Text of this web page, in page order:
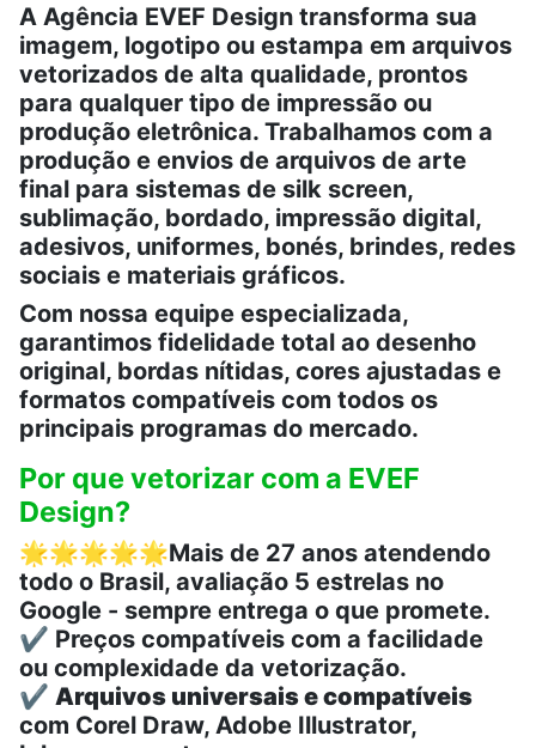
A Agência EVEF Design transforma sua
imagem, logotipo ou estampa em arquivos
vetorizados de alta qualidade, prontos
para qualquer tipo de impressão ou
produção eletrônica. Trabalhamos com a
produção e envios de arquivos de arte
final para sistemas de silk screen,
sublimação, bordado, impressão digital,
adesivos, uniformes, bonés, brindes, redes
sociais e materiais gráficos.
Com nossa equipe especializada,
garantimos fidelidade total ao desenho
original, bordas nítidas, cores ajustadas e
formatos compatíveis com todos os
principais programas do mercado.
Por que vetorizar com a EVEF
Design?
🌟🌟🌟🌟🌟Mais de 27 anos atendendo
todo o Brasil, avaliação 5 estrelas no
Google - sempre entrega o que promete.
✔️ Preços compatíveis com a facilidade
ou complexidade da vetorização.
✔️ Arquivos universais e compatíveis
com Corel Draw, Adobe Illustrator,